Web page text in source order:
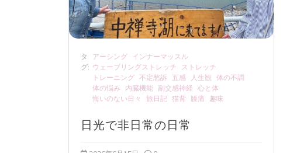
タ
グ:
アーシング インナーマッスル
ウェーブリングストレッチ
ストレッチ
トレーニング 不定愁訴 五感 人生観
体の不調
体の悩み
内臓機能 副交感神経 心と体
悔いのない日々
旅日記 猫背 膝痛 趣味
日光で非日常の日常